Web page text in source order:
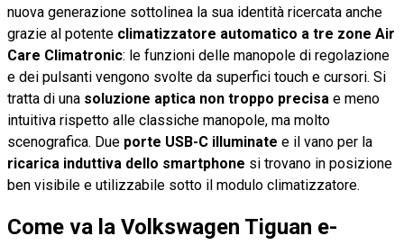
nuova generazione sottolinea la sua identità ricercata anche
grazie al potente climatizzatore automatico a tre zone Air
Care Climatronic: le funzioni delle manopole di regolazione
e dei pulsanti vengono svolte da superfici touch e cursori. Si
tratta di una soluzione aptica non troppo precisa e meno
intuitiva rispetto alle classiche manopole, ma molto
scenografica. Due porte USB-C illuminate e il vano per la
ricarica induttiva dello smartphone si trovano in posizione
ben visibile e utilizzabile sotto il modulo climatizzatore.
Come va la Volkswagen Tiguan e-